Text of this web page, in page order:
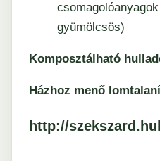
gyümölcsös)
Komposztálható
Házhoz menő
http://